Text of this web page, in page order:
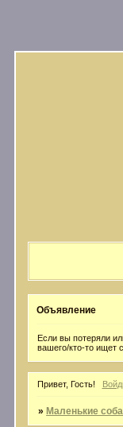
Объявление
Если вы потеряли
вашего/кто-то ищет
Привет, Гость!
» Маленькие